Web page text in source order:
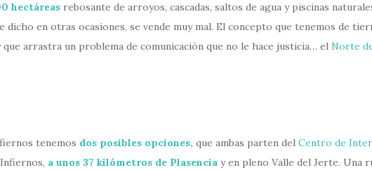
hectáreas rebosante de arroyos, cascadas, saltos de agua y piscinas
dicho en otras ocasiones, se vende muy mal. El concepto que tenemos de
arrastra un problema de comunicación que no le hace justicia… el Norte
tenemos dos posibles opciones, que ambas parten del Centro de
a unos 37 kilómetros de Plasencia y en pleno Valle del Jerte. Una